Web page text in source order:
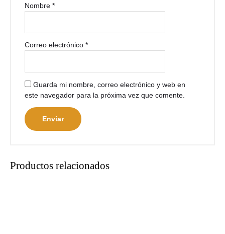
Nombre*
Correo electrónico*
Guarda mi nombre, correo electrónico y web en
este navegador para la próxima vez que comente.
Productos relacionados